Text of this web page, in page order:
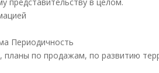
представительству в целом.
Периодичность
планы по продажам, по развитию